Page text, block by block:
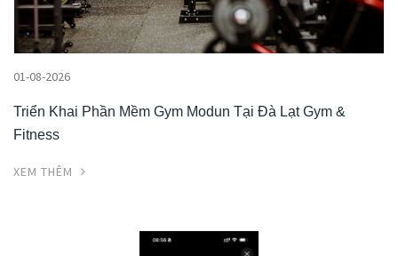
01-08-2026
Triển Khai Phần Mềm Gym Modun Tại Đà Lạt Gym &
Fitness
XEM THÊM